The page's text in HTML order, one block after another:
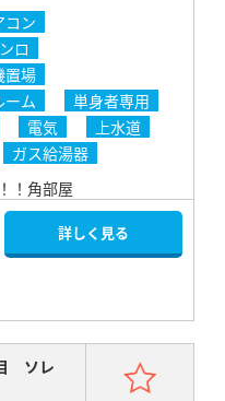
コン
ロ
置場
ーム
単身者専用
電気
上水道
ガス給湯器
！角部屋
詳しく見る
ソレ